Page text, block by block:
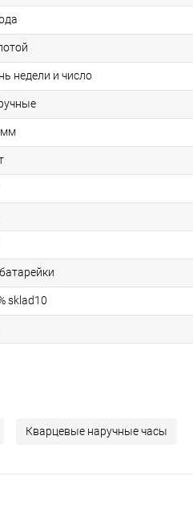
недели и число
мм
sklad10
Кварцевые наручные часы